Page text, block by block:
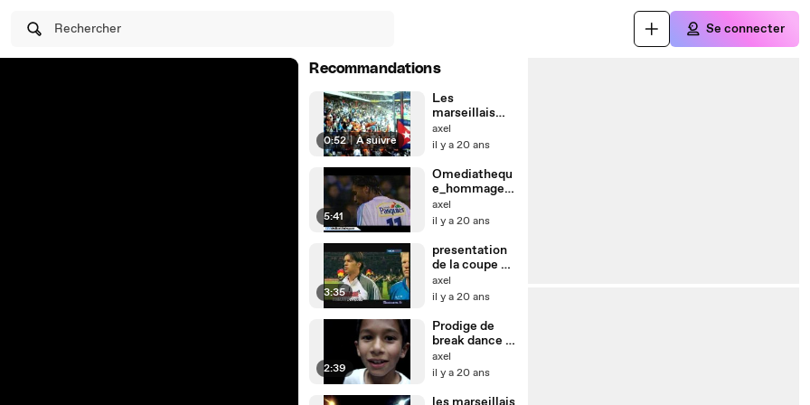
Rechercher Se connecter
Recommandations
0:52 | À suivre
Les
marseillais
foouuu de joie
axel
il y a 20 ans
5:41
Omediathequ
e_hommage_
didier_drogba
axel
il y a 20 ans
3:35
presentation
de la coupe du
monde 2006
axel
il y a 20 ans
2:39
Prodige de
break dance (
enfant de
9ans )
axel
il y a 20 ans